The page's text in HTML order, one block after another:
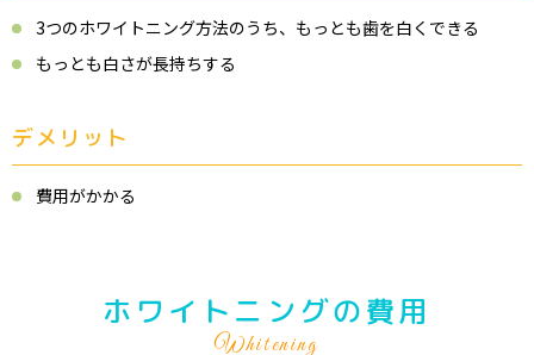
3つのホワイトニング方法のうち、もっとも歯を白くできる
もっとも白さが長持ちする
デメリット
費用がかかる
ホワイトニングの費用
Whitening